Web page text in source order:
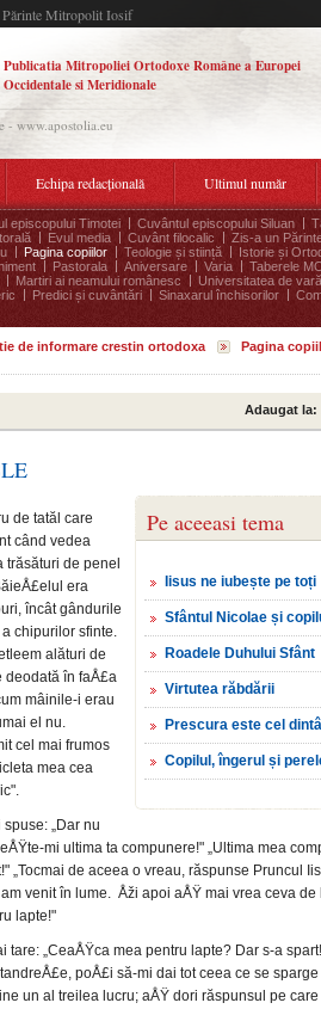
Părinte Mitropolit Iosif
Publicatia Mitropoliei Ortodoxe Române a Europei
Occidentale si Meridionale
- www.apostolia.eu
Echipa redacțională Ultimul număr
episcopului Timotei Cuvântul episcopului Siluan
Evul media Cuvânt filocalic Zis-a un
Pagina copiilor Teologie și stiință Istorie și
Pastorala Aniversare Varia Taberele
Martiri ai neamului românesc Universitatea de vară
Predici și cuvântări Sinaxarul închisorilor
de informare crestin ortodoxa Pagina
Adaugat la:
Pe aceeasi tema
Iisus ne iubește pe toți
Sfântul Nicolae și
Roadele Duhului Sfânt
Virtutea răbdării
Prescura este cel
Copilul, îngerul și
de tatăl care
când vedea
de penel
era
încât gândurile
chipurilor sfinte.
alături de
deodată în faÅ£a
mâinile-i erau
el nu.
cel mai frumos
mea cea
„Dar nu
mi ultima ta compunere!" „Ultima mea
„Tocmai de aceea o vreau, răspunse Pruncul
venit în lume. Åži apoi aÅŸ mai vrea ceva de
lapte!"
„CeaÅŸca mea pentru lapte? Dar s-a
poÅ£i să-mi dai tot ceea ce se
un al treilea lucru; aÅŸ dori răspunsul pe